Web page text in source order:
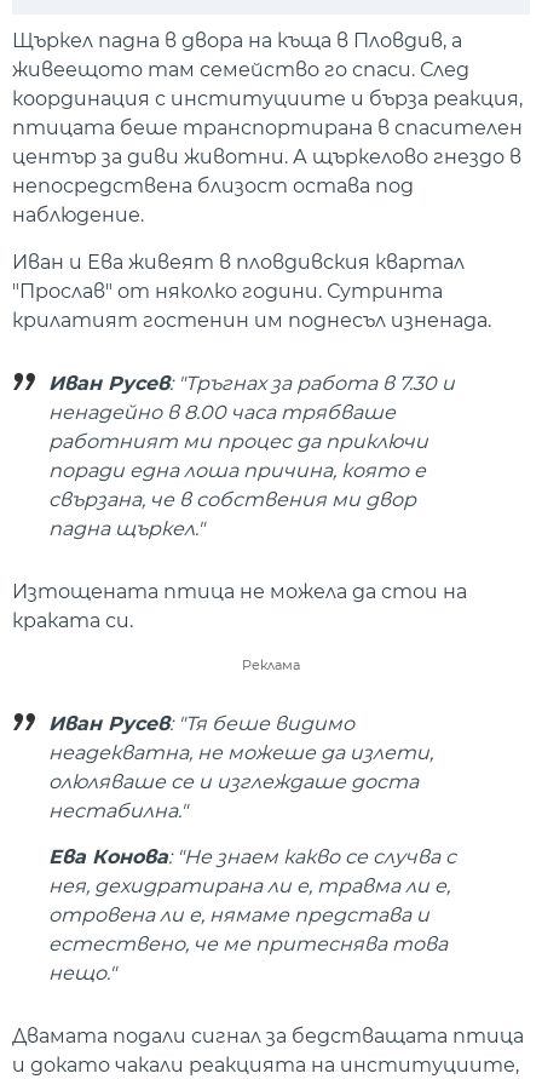
Щъркел падна в двора на къща в Пловдив, а
живеещото там семейство го спаси. След
координация с институциите и бърза реакция,
птицата беше транспортирана в спасителен
център за диви животни. А щъркелово гнездо в
непосредствена близост остава под
наблюдение.
Иван и Ева живеят в пловдивския квартал
"Прослав" от няколко години. Сутринта
крилатият гостенин им поднесъл изненада.
Иван Русев: "Тръгнах за работа в 7.30 и
ненадейно в 8.00 часа трябваше
работният ми процес да приключи
поради една лоша причина, която е
свързана, че в собствения ми двор
падна щъркел."
Изтощената птица не можела да стои на
краката си.
Реклама
Иван Русев: "Тя беше видимо
неадекватна, не можеше да излети,
олюляваше се и изглеждаше доста
нестабилна."
Ева Конова: "Не знаем какво се случва с
нея, дехидратирана ли е, травма ли е,
отровена ли е, нямаме представа и
естествено, че ме притеснява това
нещо."
Двамата подали сигнал за бедстващата птица
и докато чакали реакцията на институциите,